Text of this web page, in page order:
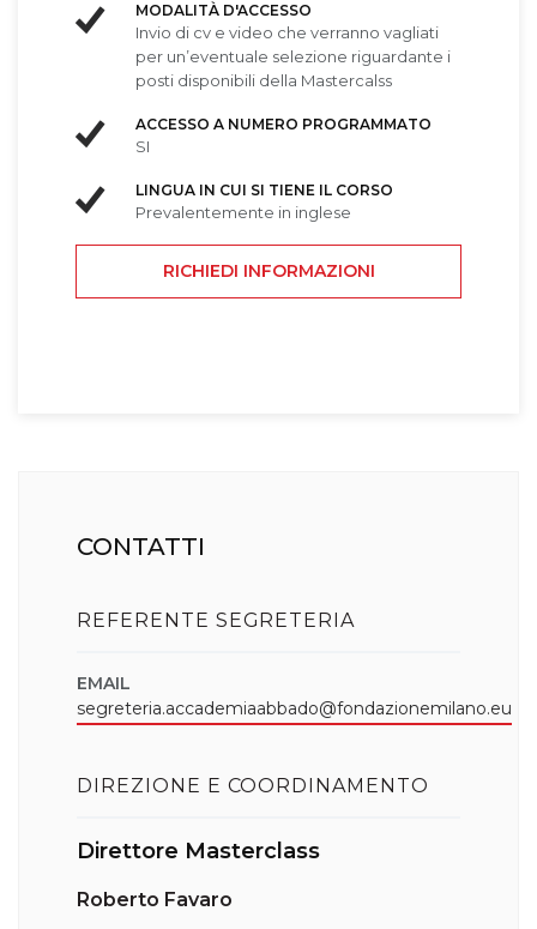
MODALITÀ D'ACCESSO
Invio di cv e video che verranno vagliati
per un’eventuale selezione riguardante i
posti disponibili della Mastercalss
ACCESSO A NUMERO PROGRAMMATO
SI
LINGUA IN CUI SI TIENE IL CORSO
Prevalentemente in inglese
RICHIEDI INFORMAZIONI
CONTATTI
REFERENTE SEGRETERIA
EMAIL
segreteria.accademiaabbado@fondazionemilano.eu
DIREZIONE E COORDINAMENTO
Direttore Masterclass
Roberto Favaro